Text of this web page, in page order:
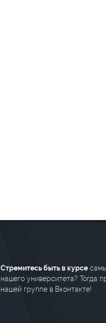
Стремитесь быть в курсе
нашего университета? Тогда
нашей группе в Вконтакте!